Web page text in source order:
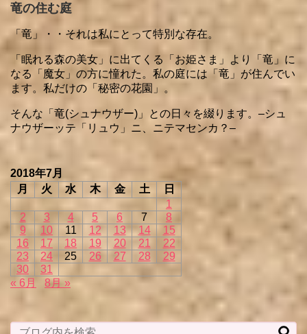
竜の住む庭
「竜」・・それは私にとって特別な存在。
「眠れる森の美女」に出てくる「お姫さま」より「竜」に
なる「魔女」の方に憧れた。私の庭には「竜」が住んでい
ます。私だけの「秘密の花園」。
そんな「竜(シュナウザー)」との日々を綴ります。–シュ
ナウザーッテ「リュウ」ニ、ニテマセンカ？–
2018年7月
月
火 水 木 金 土
日
1
2
3 4 5 6 7
8
9
10 11 12 13 14
15
16
17 18 19 20 21
22
23
24 25 26 27 28
29
30
31
« 6月
8月 »